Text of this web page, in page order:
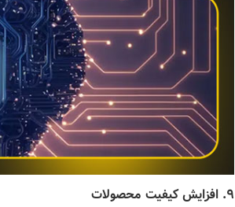
9. افزایش کیفیت محصولات